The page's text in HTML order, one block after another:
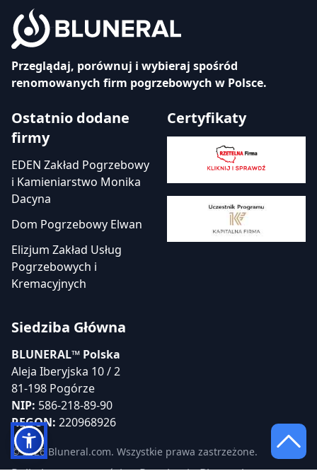
Przeglądaj, porównuj i wybieraj spośród
renomowanych firm pogrzebowych w Polsce.
Ostatnio dodane
firmy
EDEN Zakład Pogrzebowy
i Kamieniarstwo Monika
Dacyna
Dom Pogrzebowy Elwan
Elizjum Zakład Usług
Pogrzebowych i
Kremacyjnych
Certyfikaty
Siedziba Główna
BLUNERAL™ Polska
Aleja Iberyjska 10 / 2
81-198 Pogórze
NIP: 586-218-89-90
REGON: 220968926
© 2026 Bluneral.com. Wszystkie prawa zastrzeżone.